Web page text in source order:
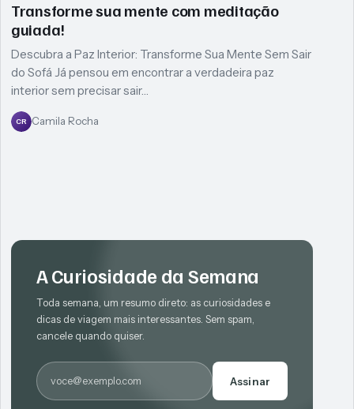
Transforme sua mente com meditação
guiada!
Descubra a Paz Interior: Transforme Sua Mente Sem Sair
do Sofá Já pensou em encontrar a verdadeira paz
interior sem precisar sair…
CR Camila Rocha
A Curiosidade da Semana
Toda semana, um resumo direto: as curiosidades e
dicas de viagem mais interessantes. Sem spam,
cancele quando quiser.
E-mail
Assinar